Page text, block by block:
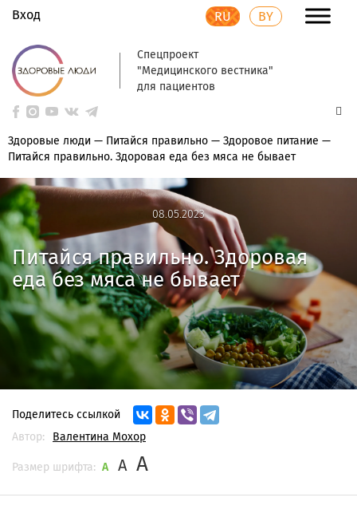
Вход RU BY
Спецпроект
"Медицинского вестника"
для пациентов
Здоровые люди — Питайся правильно — Здоровое питание —
Питайся правильно. Здоровая еда без мяса не бывает
08.05.2023
08.05.2023
Питайся правильно. Здоровая
еда без мяса не бывает
Поделитесь ссылкой
Автор:
Валентина Мохор
Размер шрифта: A A A